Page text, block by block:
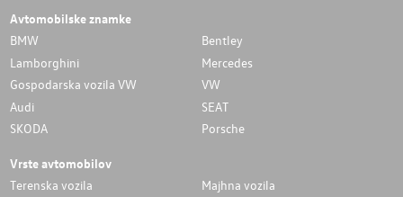
Avtomobilske znamke
BMW
Bentley
Lamborghini
Mercedes
Gospodarska vozila VW
VW
Audi
SEAT
SKODA
Porsche
Vrste avtomobilov
Terenska vozila
Majhna vozila